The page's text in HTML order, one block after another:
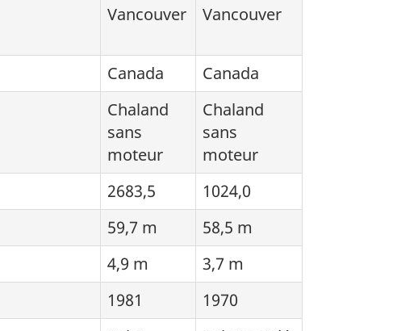
Vancouver Vancouver
Canada
Canada
Chaland
sans
moteur
Chaland
sans
moteur
2683,5
1024,0
59,7 m
58,5 m
4,9 m
3,7 m
1981
1970